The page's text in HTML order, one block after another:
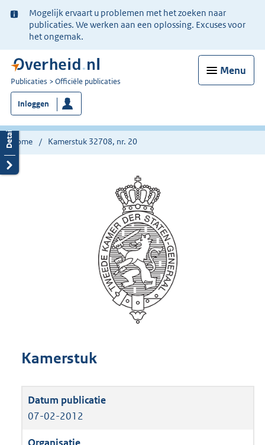
Ter
informatie:
Mogelijk ervaart u problemen met het zoeken naar
publicaties. We werken aan een oplossing. Excuses voor
het ongemak.
Menu
U
bent
nu
hier:
Publicaties Officiële publicaties
Inloggen
Home Kamerstuk 32708, nr. 20
Kamerstuk
07-02-2012